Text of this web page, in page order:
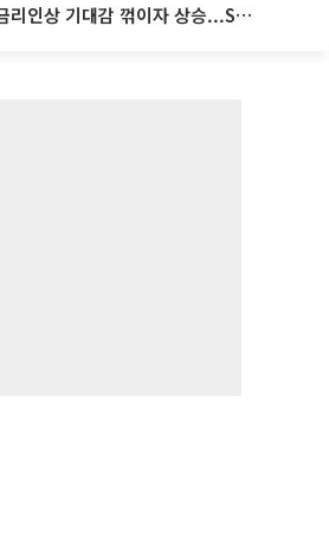
뉴욕증시, 연준 금리인상 기대감 꺾이자 상승...S&P500 사상 최고치 [종합]